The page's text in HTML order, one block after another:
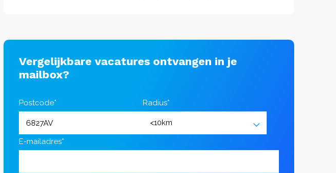
Vergelijkbare vacatures ontvangen in je
mailbox?
Postcode* Radius*
E-mailadres*